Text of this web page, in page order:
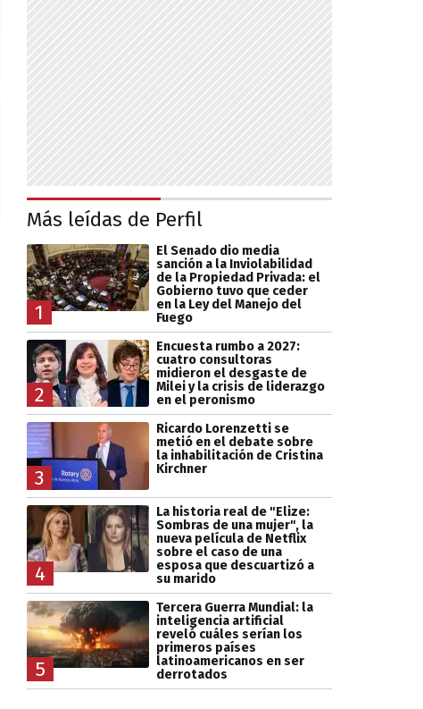
Más leídas de Perfil
1
El Senado dio media
sanción a la Inviolabilidad
de la Propiedad Privada: el
Gobierno tuvo que ceder
en la Ley del Manejo del
Fuego
2
Encuesta rumbo a 2027:
cuatro consultoras
midieron el desgaste de
Milei y la crisis de liderazgo
en el peronismo
3
Ricardo Lorenzetti se
metió en el debate sobre
la inhabilitación de Cristina
Kirchner
4
La historia real de "Elize:
Sombras de una mujer", la
nueva película de Netflix
sobre el caso de una
esposa que descuartizó a
su marido
5
Tercera Guerra Mundial: la
inteligencia artificial
reveló cuáles serían los
primeros países
latinoamericanos en ser
derrotados